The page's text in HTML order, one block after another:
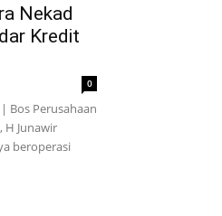
Nekad
Kredit
0
| Bos Perusahaan
H Junawir
beroperasi